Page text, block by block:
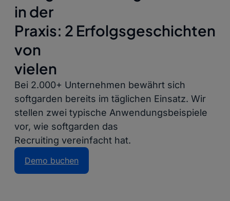
in der
Praxis: 2 Erfolgsgeschichten
von
vielen
Bei 2.000+ Unternehmen bewährt sich
softgarden bereits im täglichen Einsatz. Wir
stellen zwei typische Anwendungsbeispiele
vor, wie softgarden das
Recruiting vereinfacht hat.
Demo buchen